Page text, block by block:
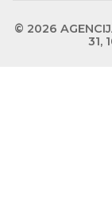
© 2026
31,